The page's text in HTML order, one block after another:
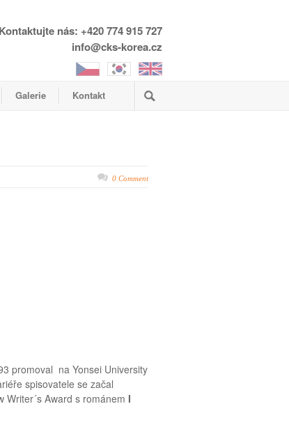
Kontaktujte nás: +420 774 915 727
info@cks-korea.cz
Galerie Kontakt
0 Comment
promoval na Yonsei University
spisovatele se začal
Award s románem I